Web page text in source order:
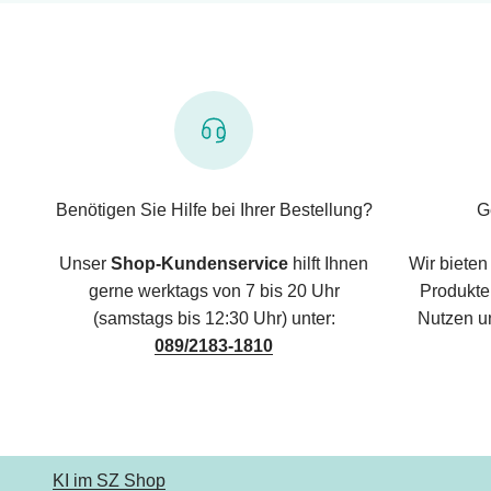
Benötigen Sie Hilfe bei Ihrer Bestellung?
Unser Shop-Kundenservice hilft Ihnen
gerne werktags von 7 bis 20 Uhr
(samstags bis 12:30 Uhr) unter:
089/2183-1810
Wir
Nutzen
KI im SZ Shop